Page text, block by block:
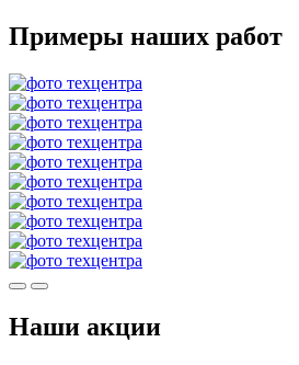
Примеры наших работ
Наши акции